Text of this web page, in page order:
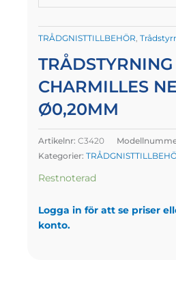
TRÅDGNISTTILLBEHÖR,
TRÅDSTYRNING
CHARMILLES
Ø0,20MM
Artikelnr: C3420
Kategorier:
Restnoterad
Logga in för att se priser
konto.